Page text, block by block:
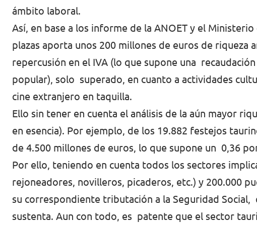
ámbito laboral.
Así, en base a los informe de la ANOET y el
plazas aporta unos 200 millones de euros de
repercusión en el IVA (lo que supone una
popular), solo superado, en cuanto a actividades
cine extranjero en taquilla.
Ello sin tener en cuenta el análisis de la aún mayor
en esencia). Por ejemplo, de los 19.882 festejos
de 4.500 millones de euros, lo que supone un 0,36
Por ello, teniendo en cuenta todos los sectores
rejoneadores, novilleros, picaderos, etc.) y 200.000
su correspondiente tributación a la Seguridad Social,
sustenta. Aun con todo, es patente que el sector